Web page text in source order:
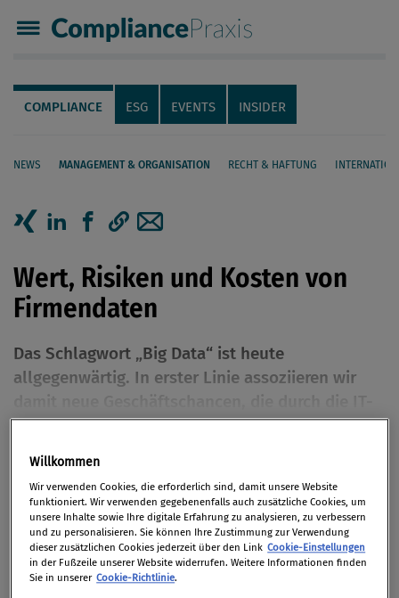
Compliance Praxis
Servicenavigation
Navigation
COMPLIANCE ESG EVENTS INSIDER
NEWS MANAGEMENT & ORGANISATION RECHT & HAFTUNG
Seiteninhalt
Wert, Risiken und Kosten von
Firmendaten
Das Schlagwort „Big Data“ ist heute
allgegenwärtig. In erster Linie assoziieren wir
gestützte Auswertung großer Datenmengen
ausgeschöpft werden können. Dass mit großen
Zusatzkosten und rechtliche Risiken verbunden
sind, ist dagegen weniger bekannt.
VonJoerg Fuchslueger
01. Juni 2015 / Erschienen in Compliance Praxis
Willkommen
Wir verwenden Cookies, die erforderlich sind, damit unsere Website
funktioniert. Wir verwenden gegebenenfalls auch zusätzliche Cookies, um
unsere Inhalte sowie Ihre digitale Erfahrung zu analysieren, zu verbessern
und zu personalisieren. Sie können Ihre Zustimmung zur Verwendung
dieser zusätzlichen Cookies jederzeit über den Link Cookie-Einstellungen
in der Fußzeile unserer Website widerrufen. Weitere Informationen finden
Sie in unserer Cookie-Richtlinie.